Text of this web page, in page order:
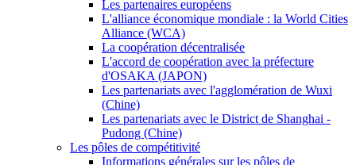
Les partenaires européens
L'alliance économique mondiale : la World Cities
Alliance (WCA)
La coopération décentralisée
L'accord de coopération avec la préfecture
d'OSAKA (JAPON)
Les partenariats avec l'agglomération de Wuxi
(Chine)
Les partenariats avec le District de Shanghai -
Pudong (Chine)
Les pôles de compétitivité
Informations générales sur les pôles de